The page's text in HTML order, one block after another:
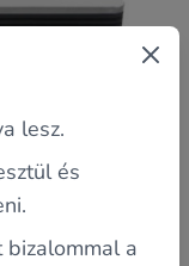
érdeklődjön
lesz.
és
bizalommal a